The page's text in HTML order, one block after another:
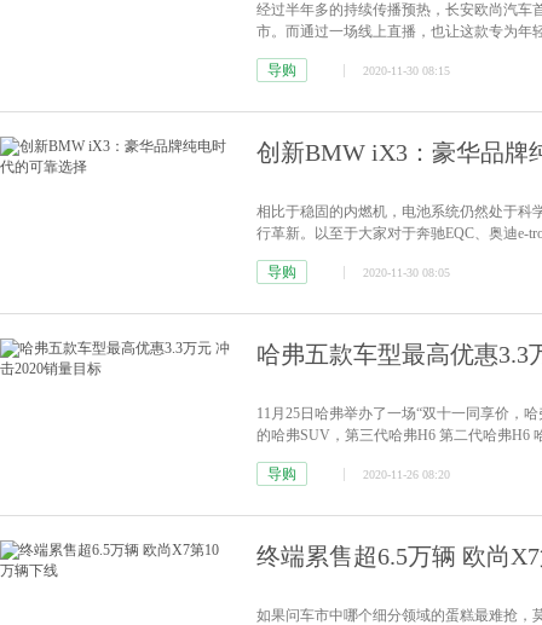
经过半年多的持续传播预热，长安欧尚汽
市。而通过一场线上直播，也让这款专为年
导购
2020-11-30 08:15
创新BMW iX3：豪华品牌
相比于稳固的内燃机，电池系统仍然处于科
行革新。以至于大家对于奔驰EQC、奥迪e-
导购
2020-11-30 08:05
哈弗五款车型最高优惠3.3
11月25日哈弗举办了一场“双十一同享价，
的哈弗SUV，第三代哈弗H6 第二代哈弗H6
导购
2020-11-26 08:20
终端累售超6.5万辆 欧尚
如果问车市中哪个细分领域的蛋糕最难抢，